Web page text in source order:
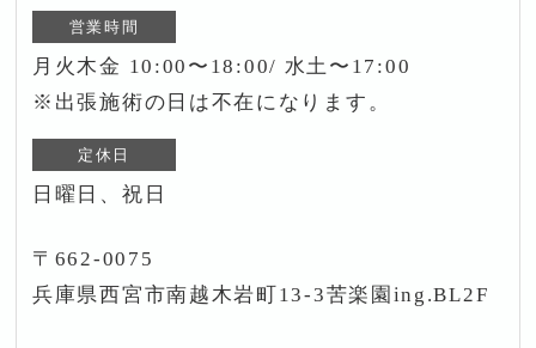
営業時間
月火木金 10:00〜18:00/ 水土〜17:00
※出張施術の日は不在になります。
定休日
日曜日、祝日
〒662-0075
兵庫県西宮市南越木岩町13-3苦楽園ing.BL2F